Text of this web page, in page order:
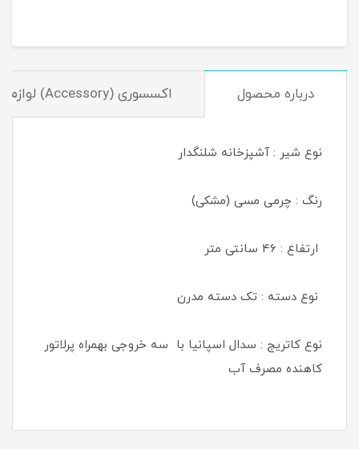
درباره محصول اکسسوری (Accessory) لوازم جانبی
نوع شیر : آشپزخانه شلنگدار
رنگ : چرمی مسی (مشکی)
ارتفاع : 46 سانتی متر
نوع دسته : تک دسته مدرن
نوع کاتریج : سدال اسپانیا با سه خروجی بهمراه پرلاتور
کاهنده مصرف آب